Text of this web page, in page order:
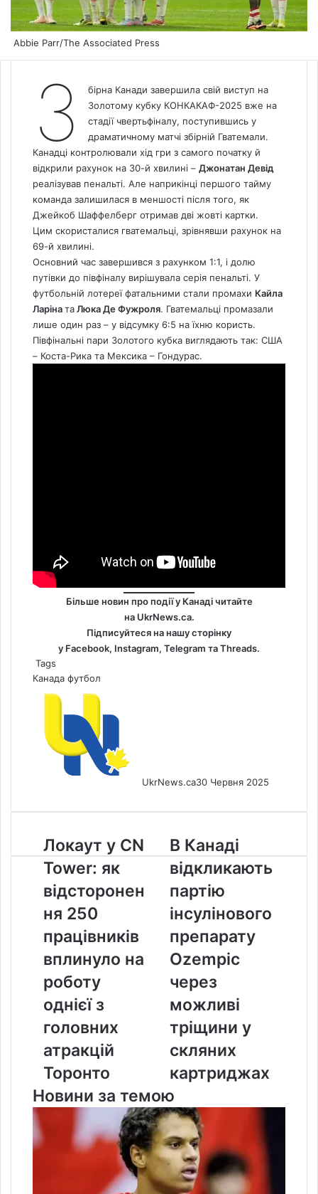
Abbie Parr/The Associated Press
З
бірна Канади завершила свій виступ на
Золотому кубку КОНКАКАФ-2025 вже на
стадії чвертьфіналу, поступившись у
драматичному матчі збірній Гватемали.
Канадці контролювали хід гри з самого початку й
відкрили рахунок на 30-й хвилині – Джонатан Девід
реалізував пенальті. Але наприкінці першого тайму
команда залишилася в меншості після того, як
Джейкоб Шаффелберг отримав дві жовті картки.
Цим скористалися гватемальці, зрівнявши рахунок на
69-й хвилині.
Основний час завершився з рахунком 1:1, і долю
путівки до півфіналу вирішувала серія пенальті. У
футбольній лотереї фатальними стали промахи Кайла
ЛарінатаЛюка Де Фужроля. Гватемальці промазали
лише один раз – у відсумку 6:5 на їхню користь.
Півфінальні пари Золотого кубка виглядають так: США
– Коста-Рика та Мексика – Гондурас.
Більше новин про події у Канаді читайте
на UkrNews.ca.
Підписуйтеся на нашу сторінку
у Facebook, Instagram, Telegram таThreads.
Tags
Канада футбол
UkrNews.ca30 Червня 2025
Локаут
у
CN
Tower:
як
відсторонення
250
працівників
вплинуло
роботу
однієї
головних
атракцій
Торонто
Локаут у CN
Tower: як
відсторонен
ня 250
працівників
вплинуло на
роботу
однієї з
головних
атракцій
Торонто
В
Канаді
відкликають
партію
інсулінового
препарату
Ozempic
через
можливі
скляних
картриджах
В Канаді
відкликають
партію
інсулінового
препарату
Ozempic
через
можливі
тріщини у
скляних
картриджах
Новини за темою